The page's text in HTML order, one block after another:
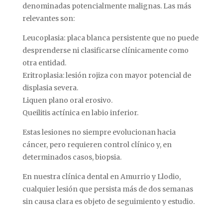
denominadas potencialmente malignas. Las más
relevantes son:
Leucoplasia: placablanca persistente que no puede
desprenderse ni clasificarse clínicamente como
otra entidad.
Eritroplasia:lesión rojiza con mayor potencial de
displasia severa.
Liquen plano oral erosivo.
Queilitis actínica enlabio inferior.
Estaslesiones no siempre evolucionanhacia
cáncer, pero requieren control clínico y, en
determinados casos,biopsia.
En nuestra clínica dental enAmurrio y Llodio,
cualquierlesión que persista más de dos semanas
sin causa clara es objeto de seguimiento y estudio.